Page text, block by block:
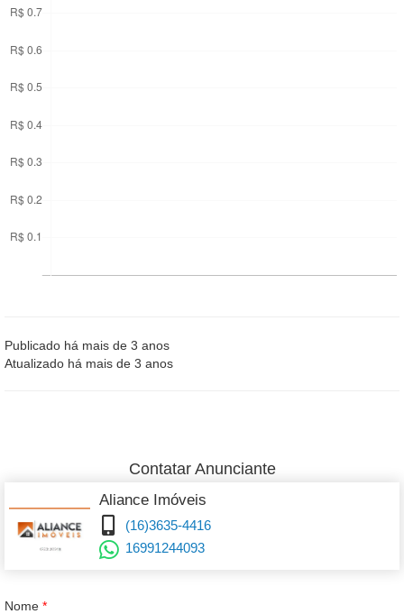
Publicado há mais de 3 anos
Atualizado há mais de 3 anos
Contatar Anunciante
Aliance Imóveis
(16)3635-4416
16991244093
Nome *